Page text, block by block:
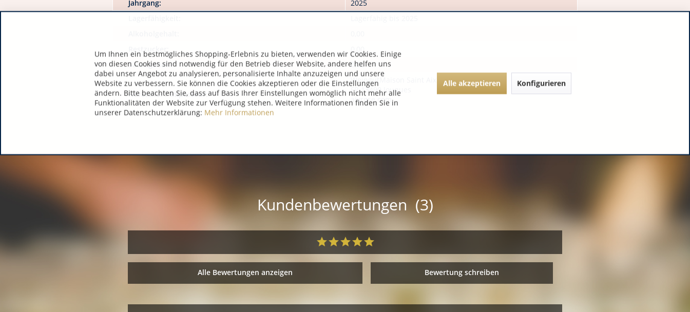
Jahrgang:
2025
Restzucker:
0,00
Säuregehalt:
0,00
Hersteller / Importeur:
WeingutMaison Saint Aix
FR 13490 Jouques
aixrose.com
Kundenbewertungen (3)
Alle Bewertungen anzeigen Bewertung schreiben
Um Ihnen ein bestmögliches Shopping-Erlebnis zu bieten, verwenden wir Cookies. Einige
von diesen Cookies sind notwendig für den Betrieb dieser Website, andere helfen uns
dabei unser Angebot zu analysieren, personalisierte Inhalte anzuzeigen und unsere
Website zu verbessern. Sie können die Cookies akzeptieren oder die Einstellungen
ändern. Bitte beachten Sie, dass auf Basis Ihrer Einstellungen womöglich nicht mehr alle
Funktionalitäten der Website zur Verfügung stehen. Weitere Informationen finden Sie in
unserer Datenschutzerklärung: Mehr Informationen
Alle akzeptieren Konfigurieren